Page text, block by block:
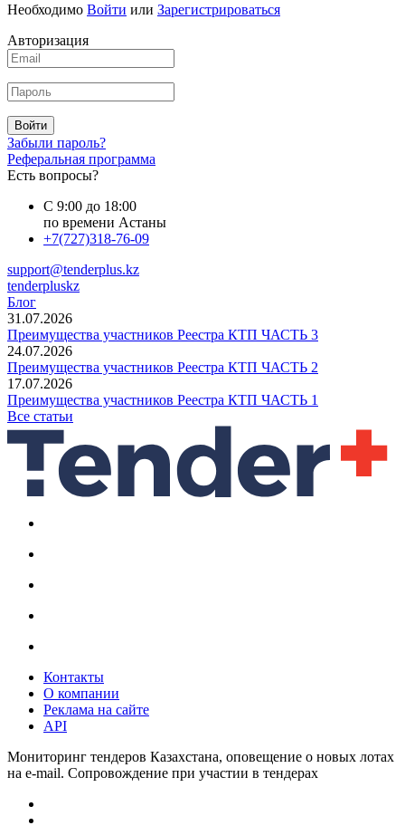
Необходимо Войти или Зарегистрироваться
Авторизация
Войти
Забыли пароль?
Реферальная программа
Есть вопросы?
С 9:00 до 18:00
по времени Астаны
+7(727)318-76-09
support@tenderplus.kz
tenderpluskz
Блог
31.07.2026
Преимущества участников Реестра КТП ЧАСТЬ 3
24.07.2026
Преимущества участников Реестра КТП ЧАСТЬ 2
17.07.2026
Преимущества участников Реестра КТП ЧАСТЬ 1
Все статьи
Контакты
О компании
Реклама на сайте
API
Мониторинг тендеров Казахстана, оповещение о новых лотах
на e-mail. Сопровождение при участии в тендерах